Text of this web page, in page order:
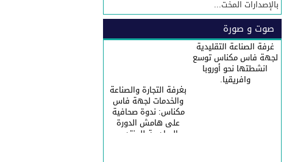
بالإصدارات المخت...
صوت و صورة
غرفة الصناعة التقليدية
لجهة فاس مكناس توسع
انشطتها نحو أوروبا
وافريقيا.
بغرفة التجارة والصناعة
والخدمات لجهة فاس
مكناس: ندوة صحافية
على هامش الدورة
السادسة للمنتدى